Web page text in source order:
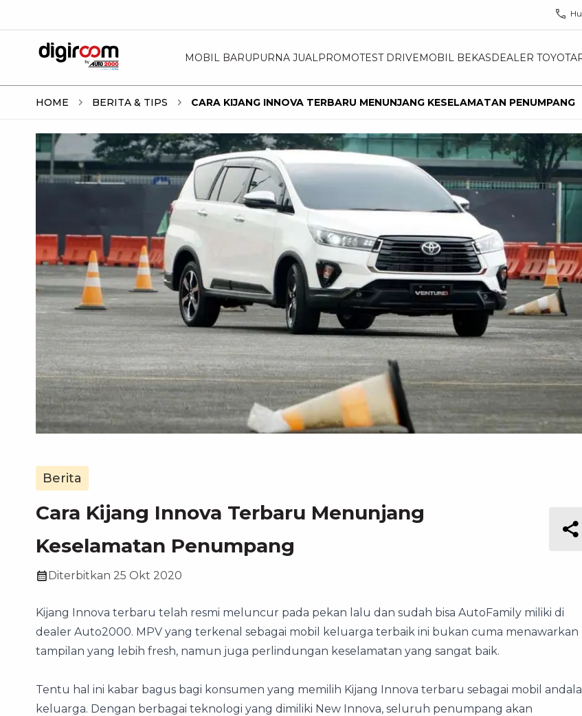
MOBIL BARUPURNA JUAL PROMOTEST DRIVEMOBIL BEKASDEALER TOYOTA
HOME BERITA & TIPS CARA KIJANG INNOVA TERBARU MENUNJANG KESELAMATAN PENUMPANG
Berita
Cara Kijang Innova Terbaru Menunjang
Keselamatan Penumpang
Diterbitkan 25 Okt 2020
Kijang Innova terbaru telah resmi meluncur pada pekan lalu dan sudah bisa AutoFamily miliki di
dealer Auto2000. MPV yang terkenal sebagai mobil keluarga terbaik ini bukan cuma menawarkan
tampilan yang lebih fresh, namun juga perlindungan keselamatan yang sangat baik.
Tentu hal ini kabar bagus bagi konsumen yang memilih Kijang Innova terbaru sebagai mobil
keluarga. Dengan berbagai teknologi yang dimiliki New Innova, seluruh penumpang akan